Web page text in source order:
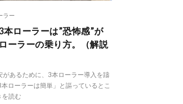
ラー
ローラーは”恐怖感”が
ーラーの乗り方。（解説
があるために、3本ローラー導入を躊
ローラーは簡単」と謳っているとこ
を読む